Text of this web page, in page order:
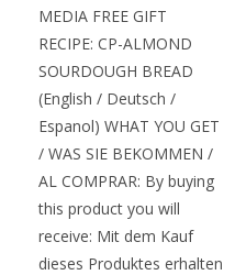
MEDIA FREE GIFT
RECIPE: CP-ALMOND
SOURDOUGH BREAD
(English / Deutsch /
Espanol) WHAT YOU GET
/ WAS SIE BEKOMMEN /
AL COMPRAR: By buying
this product you will
receive: Mit dem Kauf
dieses Produktes erhalten